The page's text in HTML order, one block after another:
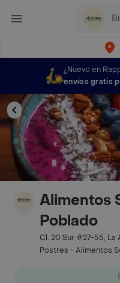
¿Nuevo en
envíos gratis
Alimentos
Poblado
Cl. 20 Sur #27-55, La
Postres - Alimentos